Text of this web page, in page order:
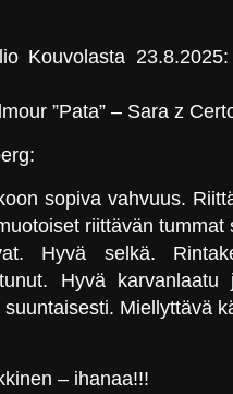
Kouvolasta
”Pata” – Sara z
sopiva vahvuus.
riittävän
Hyvä selkä.
Hyvä
Miellyttävä
– ihanaa!!!